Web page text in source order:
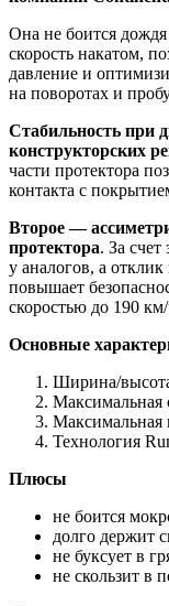
Она не боится
скорость накатом,
давление и
на поворотах и
Стабильность при
конструкторских
части протектора
контакта с
Второе —
протектора. За
у аналогов, а
повышает
скоростью до 190
Основные
Ширина/
Максимальная
Максимальная
Технология
Плюсы
не боится
долго держит
не буксует в
не скользит в